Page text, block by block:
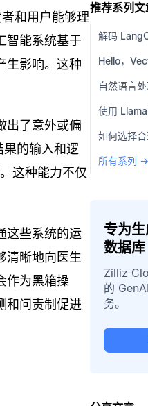
和用户能够理
智能系统基于
生影响。这种
出了意外或偏
的输入和逻
这种能力不仅
这些系统的运
清晰地向医生
作为黑箱操
和问责制促进
推荐系列文
解码
Hello，
自然语言
使用
如何选择
所有系列 →
专为
数据库
Zilliz
的
务。